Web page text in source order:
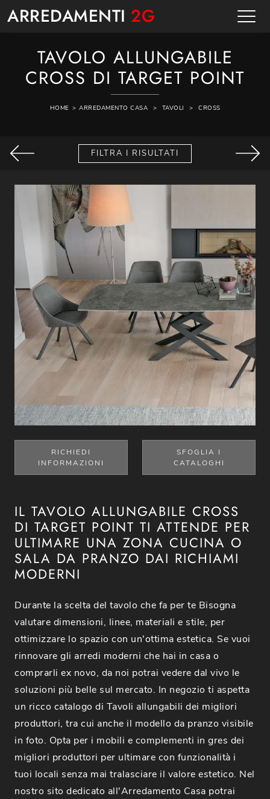
ARREDAMENTI 2G
TAVOLO ALLUNGABILE
CROSS DI TARGET POINT
HOME > ARREDAMENTO CASA > TAVOLI > CROSS
FILTRA I RISULTATI
RICHIEDI
INFORMAZIONI
SFOGLIA I
CATALOGHI
IL TAVOLO ALLUNGABILE CROSS
DI TARGET POINT TI ATTENDE PER
ULTIMARE UNA ZONA CUCINA O
SALA DA PRANZO DAI RICHIAMI
MODERNI
Durante la scelta del tavolo che fa per te Bisogna
valutare dimensioni, linee, materiali e stile, per
ottimizzare lo spazio con un'ottima estetica. Se vuoi
rinnovare gli arredi moderni che hai in casa o
comprarli ex novo, da noi potrai vedere dal vivo le
soluzioni più belle sul mercato. In negozio ti aspetta
un ricco catalogo di Tavoli allungabili dei migliori
produttori, tra cui anche il modello da pranzo visibile
in foto. Opta per i mobili e complementi in gres dei
migliori produttori per ultimare con funzionalità i
tuoi locali senza mai tralasciare il valore estetico. Nel
nostro sito dedicato all'Arredamento Casa potrai